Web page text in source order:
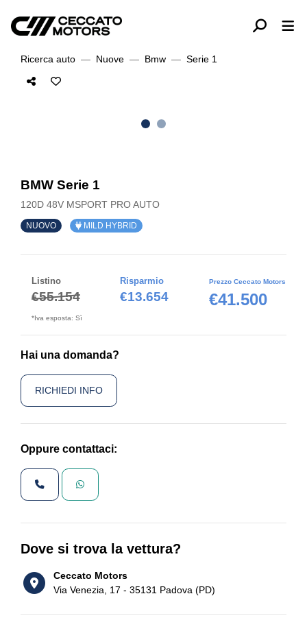
Ricerca auto Nuove Bmw Serie 1
BMW Serie 1
120D 48V MSPORT PRO AUTO
NUOVO MILD HYBRID
Listino
€55.154
Risparmio
€13.654
Prezzo Ceccato Motors
€41.500
*Iva esposta: Sì
Hai una domanda?
RICHIEDI INFO
Oppure contattaci:
Dove si trova la vettura?
Ceccato Motors
Via Venezia, 17 - 35131 Padova (PD)